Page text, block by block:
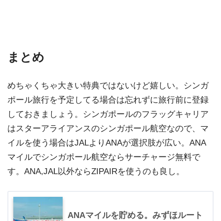
まとめ
めちゃくちゃ大きい特典ではないけど嬉しい。シンガ
ポール旅行を予定してる場合は忘れずに旅行前に登録
しておきましょう。シンガポールのフラッグキャリア
はスターアライアンスのシンガポール航空なので、マ
イルを使う場合はJALよりANAが選択肢が広い。ANA
マイルでシンガポール航空ならサーチャージ無料で
す。ANA,JAL以外ならZIPAIRを使うのも良し。
ANAマイルを貯める。みずほルート